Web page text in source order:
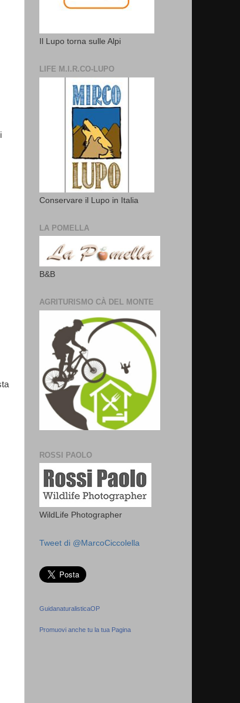
Il Lupo torna sulle Alpi
LIFE M.I.R.CO-LUPO
Conservare il Lupo in Italia
LA POMELLA
B&B
AGRITURISMO CÀ DEL MONTE
ROSSI PAOLO
WildLife Photographer
Tweet di @MarcoCiccolella
GuidanaturalisticaOP
Promuovi anche tu la tua Pagina